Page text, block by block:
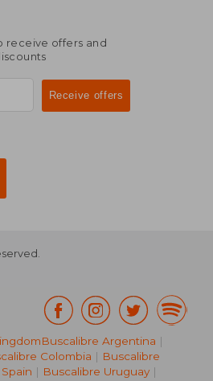
receive offers and
Buscalibre Argentina |
Colombia | Buscalibre
| Buscalibre Uruguay |